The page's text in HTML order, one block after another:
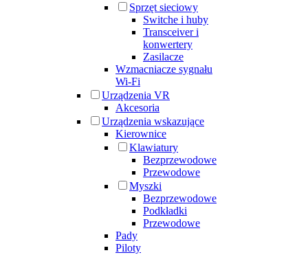
Sprzęt sieciowy
Switche i huby
Transceiver i
konwertery
Zasilacze
Wzmacniacze sygnału
Wi-Fi
Urządzenia VR
Akcesoria
Urządzenia wskazujące
Kierownice
Klawiatury
Bezprzewodowe
Przewodowe
Myszki
Bezprzewodowe
Podkładki
Przewodowe
Pady
Piloty